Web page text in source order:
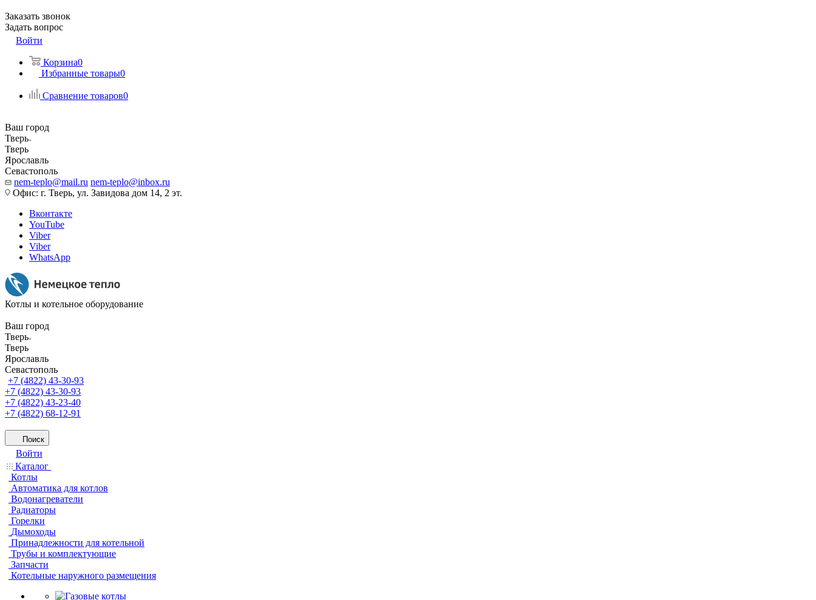
Заказать звонок
Задать вопрос
Войти
Корзина0
Избранные товары0
Сравнение товаров0
Ваш город
Тверь
Тверь
Ярославль
Севастополь
nem-teplo@mail.ru nem-teplo@inbox.ru
Офис: г. Тверь, ул. Завидова дом 14, 2 эт.
Вконтакте
YouTube
Viber
Viber
WhatsApp
Котлы и котельное оборудование
Ваш город
Тверь
Тверь
Ярославль
Севастополь
+7 (4822) 43-30-93
+7 (4822) 43-30-93
+7 (4822) 43-23-40
+7 (4822) 68-12-91
Поиск
Войти
Каталог
Котлы
Автоматика для котлов
Водонагреватели
Радиаторы
Горелки
Дымоходы
Принадлежности для котельной
Трубы и комплектующие
Запчасти
Котельные наружного размещения